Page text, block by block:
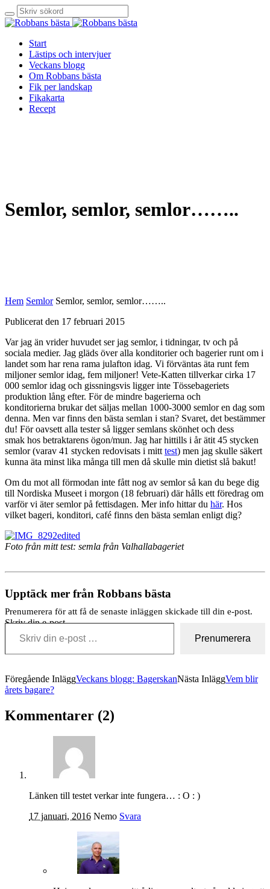
Start
Lästips och intervjuer
Veckans blogg
Om Robbans bästa
Fik per landskap
Fikakarta
Recept
Semlor, semlor, semlor……..
Hem Semlor Semlor, semlor, semlor……..
Publicerat den 17 februari 2015
Var jag än vrider huvudet ser jag semlor, i tidningar, tv och på
sociala medier. Jag gläds över alla konditorier och bagerier runt om i
landet som har rena rama julafton idag. Vi förväntas äta runt fem
miljoner semlor idag, fem miljoner! Vete-Katten tillverkar cirka 17
000 semlor idag och gissningsvis ligger inte Tössebageriets
produktion lång efter. För de mindre bagerierna och
konditorierna brukar det säljas mellan 1000-3000 semlor en dag som
denna. Men var finns den bästa semlan i stan? Svaret, det bestämmer
du! För oavsett alla tester så ligger semlans skönhet och dess
smak hos betraktarens ögon/mun. Jag har hittills i år ätit 45 stycken
semlor (varav 41 stycken redovisats i mitt test) men jag skulle säkert
kunna äta minst lika många till men då skulle min dietist slå bakut!
Om du mot all förmodan inte fått nog av semlor så kan du bege dig
till Nordiska Museet i morgon (18 februari) där hålls ett föredrag om
varför vi äter semlor på fettisdagen. Mer info hittar du här. Hos
vilket bageri, konditori, café finns den bästa semlan enligt dig?
Foto från mitt test: semla från Valhallabageriet
Upptäck mer från Robbans bästa
Prenumerera för att få de senaste inläggen skickade till din e-post.
Skriv din e-post …
Prenumerera
Föregående InläggVeckans blogg: BagerskanNästa InläggVem blir
årets bagare?
Kommentarer (2)
Länken till testet verkar inte fungera… : O : )
17 januari, 2016 Nemo Svara